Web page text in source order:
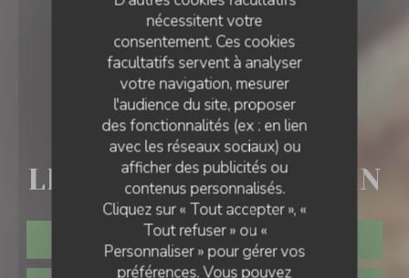
nécessitent votre
consentement. Ces cookies
facultatifs servent à analyser
votre navigation, mesurer
l'audience du site, proposer
des fonctionnalités (ex : en lien
avec les réseaux sociaux) ou
afficher des publicités ou
contenus personnalisés.
Cliquez sur « Tout accepter », «
Tout refuser » ou «
Personnaliser » pour gérer vos
préférences. Vous pouvez
AUBERGE • MONTGEROULT
LES BROCHES DU VEXIN
RÉSERVER